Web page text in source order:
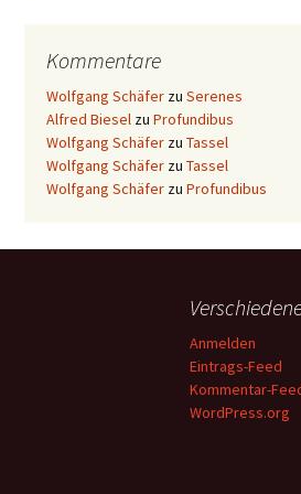
Kommentare
Wolfgang Schäfer zu Serenes
Alfred Biesel zu Profundibus
Wolfgang Schäfer zu Tassel
Wolfgang Schäfer zu Tassel
Wolfgang Schäfer zu Profundibus
Anmelden
Eintrags-Feed
Kommentar-
WordPress.org